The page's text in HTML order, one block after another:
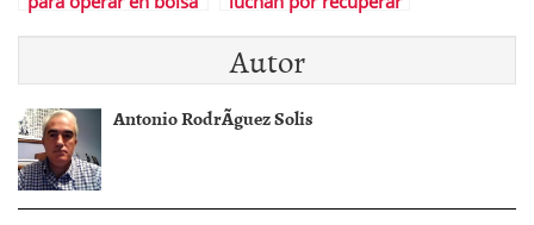
perdidas en Bolsa
Autor
Antonio RodrÃ­guez Solis